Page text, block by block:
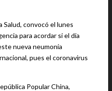
Salud, convocó el lunes
para acordar si el día
nueva neumonía
pues el coronavirus
Popular China,